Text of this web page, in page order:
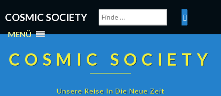
COSMIC SOCIETY
MENÜ
COSMIC SOCIETY
Unsere Reise In Die Neue Zeit